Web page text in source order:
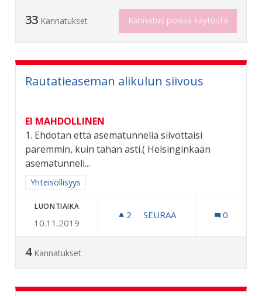
33 Kannatukset Kannatus poissa käytöstä
Rautatieaseman alikulun siivous
EI MAHDOLLINEN
1. Ehdotan että asematunnelia siivottaisi
paremmin, kuin tähän asti.( Helsinginkään
asematunneli...
Rajaa tulokset aihepiirin mukaan: Yhteisöllisyys
Yhteisöllisyys
LUONTIAIKA
10.11.2019
2 2 SEURAAJAA
SEURAA 0
4 Kannatukset